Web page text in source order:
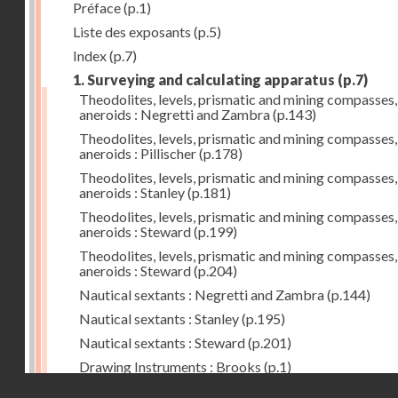
Préface(p.1)
Liste des exposants (p.5)
Index(p.7)
1. Surveying and calculating apparatus (p.7)
Theodolites, levels, prismatic and mining compasses,
aneroids : Negretti and Zambra(p.143)
Theodolites, levels, prismatic and mining compasses,
aneroids : Pillischer(p.178)
Theodolites, levels, prismatic and mining compasses,
aneroids : Stanley(p.181)
Theodolites, levels, prismatic and mining compasses,
aneroids : Steward(p.199)
Theodolites, levels, prismatic and mining compasses,
aneroids : Steward(p.204)
Nautical sextants : Negretti and Zambra(p.144)
Nautical sextants : Stanley(p.195)
Nautical sextants : Steward(p.201)
Drawing Instruments : Brooks (p.1)